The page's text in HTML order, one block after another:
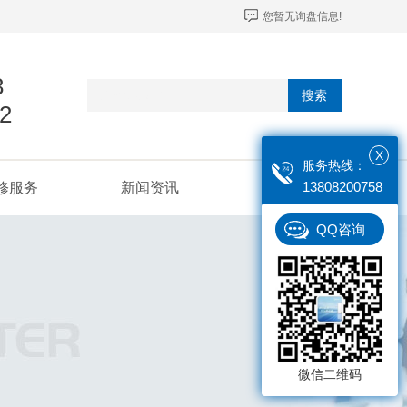
您暂无询盘信息!
搜索
服务 新闻资讯 联系我们
X
服务热线：
13808200758
QQ咨询
微信二维码